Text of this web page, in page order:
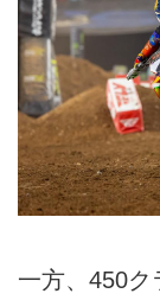
一方、450